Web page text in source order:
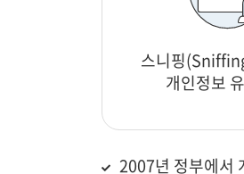
쇼핑
스니핑
개인정보
2007년 정부에서